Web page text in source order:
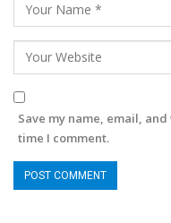
Save my name, email,
time I comment.